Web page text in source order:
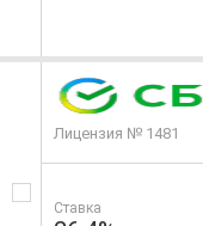
Лицензия № 1481
Ставка